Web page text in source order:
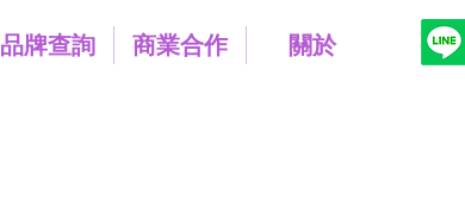
品牌查詢 商業合作 關於